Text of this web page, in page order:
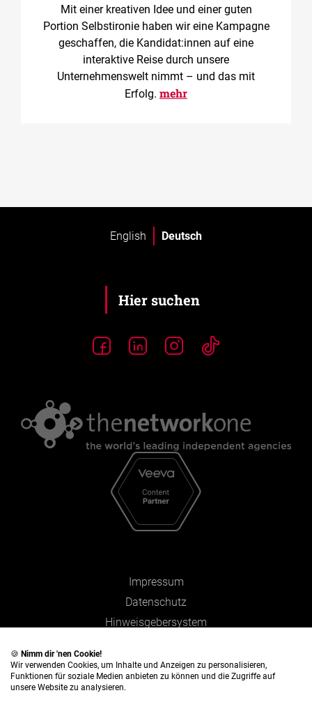
Mit einer kreativen Idee und einer guten
Portion Selbstironie haben wir eine Kampagne
geschaffen, die Kandidat:innen auf eine
interaktive Reise durch unsere
Unternehmenswelt nimmt – und das mit
Erfolg. mehr
English Deutsch
Impressum
Datenschutz
Hinweisgebersystem
🍪 Nimm dir 'nen Cookie!
Wir verwenden Cookies, um Inhalte und Anzeigen zu personalisieren,
Funktionen für soziale Medien anbieten zu können und die Zugriffe auf
unsere Website zu analysieren.